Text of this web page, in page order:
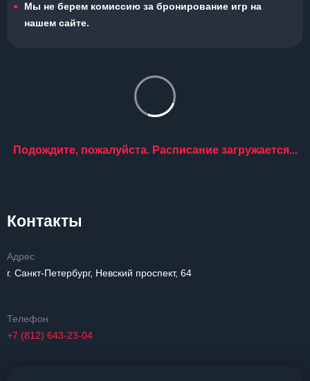
Мы не берем комиссию за бронирование игр на
нашем сайте.
Подождите, пожалуйста. Расписание загружается...
Контакты
Адрес
г. Санкт-Петербург, Невский проспект, 64
Телефон
+7 (812) 643-23-04